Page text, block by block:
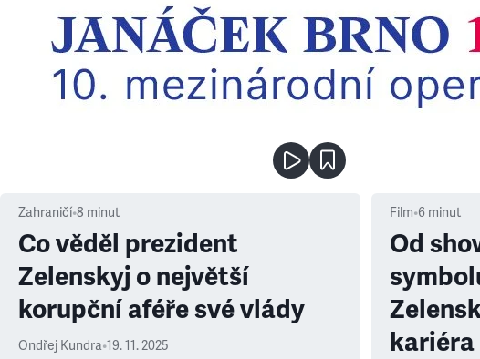
Zahraničí•8 minut
Co věděl prezident
Zelenskyj o největší
korupční aféře své vlády
Ondřej Kundra•19. 11. 2025
Film•6 minut
Od